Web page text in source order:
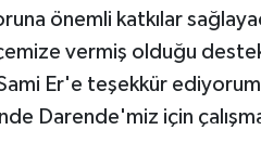
önemli katkılar
vermiş olduğu
Sami Er'e teşekkür
Darende'miz için